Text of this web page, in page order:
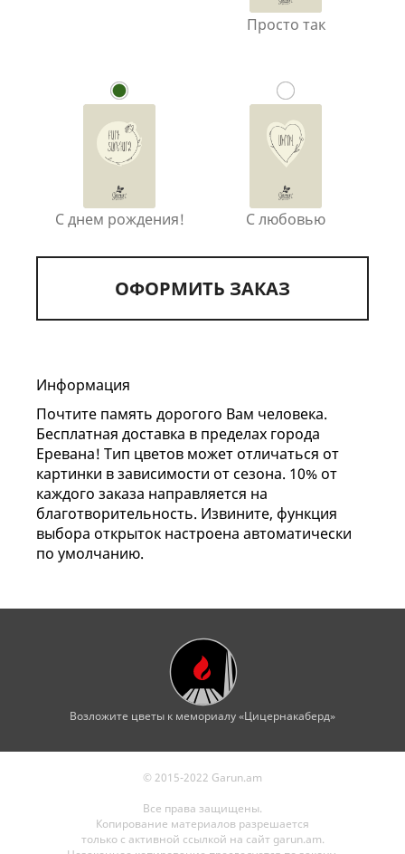
Просто так
С днем рождения! С любовью
ОФОРМИТЬ ЗАКАЗ
Информация
Почтите память дорогого Вам человека.
Бесплатная доставка в пределах города
Еревана! Тип цветов может отличаться от
картинки в зависимости от сезона. 10% от
каждого заказа направляется на
благотворительность. Извините, функция
выбора открыток настроена автоматически
по умолчанию.
Возложите цветы к мемориалу «Цицернакаберд»
© 2015-2022 Garun.am
Все права защищены.
Копирование материалов разрешается
только с активной ссылкой на сайт garun.am.